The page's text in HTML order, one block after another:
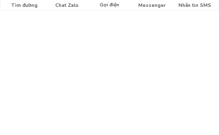
Tìm đường Chat Zalo Gọi điện Messenger Nhắn tin SMS